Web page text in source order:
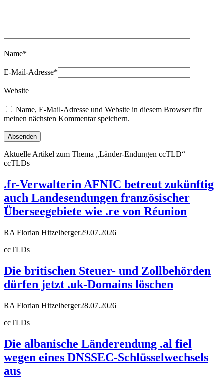
Name*
E-Mail-Adresse*
Website
Name, E-Mail-Adresse und Website in diesem Browser für
meinen nächsten Kommentar speichern.
Aktuelle Artikel zum Thema „Länder-Endungen ccTLD“
ccTLDs
.fr-Verwalterin AFNIC betreut zukünftig
auch Landesendungen französischer
Überseegebiete wie .re von Réunion
RA Florian Hitzelberger29.07.2026
ccTLDs
Die britischen Steuer- und Zollbehörden
dürfen jetzt .uk-Domains löschen
RA Florian Hitzelberger28.07.2026
ccTLDs
Die albanische Länderendung .al fiel
wegen eines DNSSEC-Schlüsselwechsels
aus